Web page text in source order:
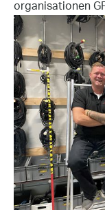
organisationen